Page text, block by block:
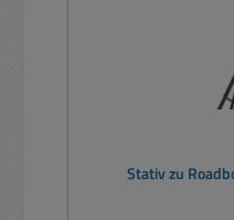
Stativ zu